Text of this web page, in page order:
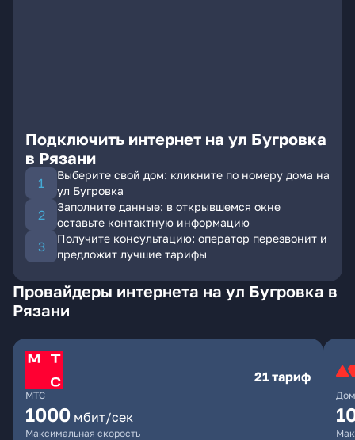
Подключить интернет на ул Бугровка
в Рязани
Выберите свой дом: кликните по номеру дома на
ул Бугровка
Заполните данные: в открывшемся окне
оставьте контактную информацию
Получите консультацию: оператор перезвонит и
предложит лучшие тарифы
Провайдеры интернета на ул Бугровка в
Рязани
МТС
21 тариф
1000 мбит/сек
Максимальная скорость